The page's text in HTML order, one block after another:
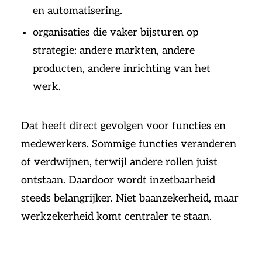
en automatisering.
organisaties die vaker bijsturen op
strategie: andere markten, andere
producten, andere inrichting van het
werk.
Dat heeft direct gevolgen voor functies en
medewerkers. Sommige functies veranderen
of verdwijnen, terwijl andere rollen juist
ontstaan. Daardoor wordt inzetbaarheid
steeds belangrijker. Niet baanzekerheid, maar
werkzekerheid komt centraler te staan.